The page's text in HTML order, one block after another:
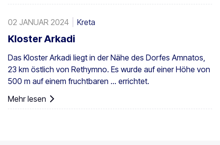
02 JANUAR 2024 Kreta
Kloster Arkadi
Das Kloster Arkadi liegt in der Nähe des Dorfes Amnatos,
23 km östlich von Rethymno. Es wurde auf einer Höhe von
500 m auf einem fruchtbaren ... errichtet.
Mehr lesen